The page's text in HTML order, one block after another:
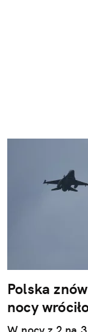
Polska
nocy